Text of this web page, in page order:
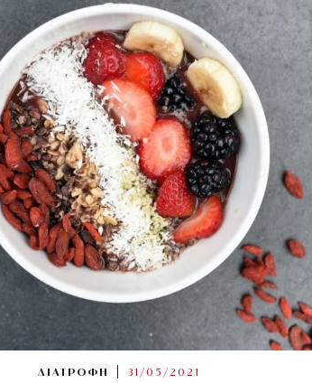
ΔΙΑΤΡΟΦΗ 31/05/2021